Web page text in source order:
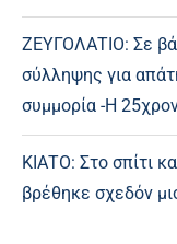
ΖΕΥΓΟΛΑΤΙΟ: Σε
σύλληψης για
συμμορία -Η
ΚΙΑΤΟ: Στο σπίτι
βρέθηκε σχεδόν